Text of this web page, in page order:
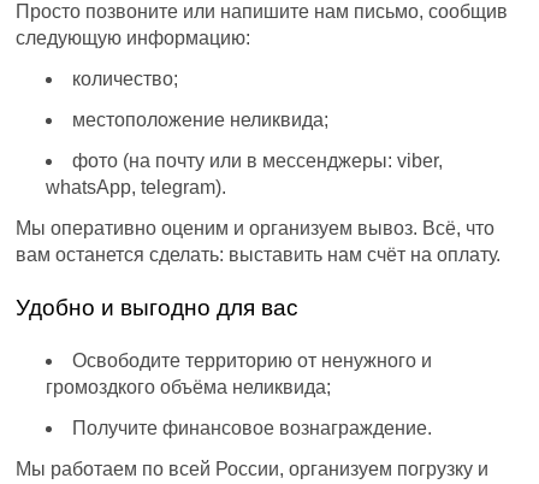
Просто позвоните или напишите нам письмо, сообщив
следующую информацию:
количество;
местоположение неликвида;
фото (на почту или в мессенджеры: viber,
whatsApp, telegram).
Мы оперативно оценим и организуем вывоз. Всё, что
вам останется сделать: выставить нам счёт на оплату.
Удобно и выгодно для вас
Освободите территорию от ненужного и
громоздкого объёма неликвида;
Получите финансовое вознаграждение.
Мы работаем по всей России, организуем погрузку и